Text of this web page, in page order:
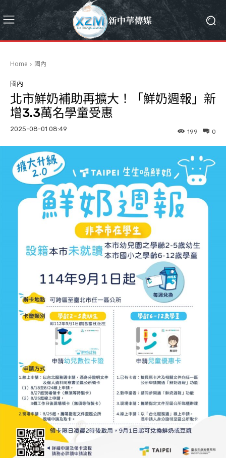
Home 國內
國內
北市鮮奶補助再擴大！「鮮奶週報」新
增3.3萬名學童受惠
2025-08-01 08:49 0
199